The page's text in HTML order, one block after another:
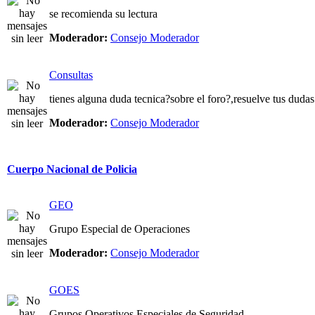
se recomienda su lectura
Moderador: Consejo Moderador
Consultas
tienes alguna duda tecnica?sobre el foro?,resuelve tus
Moderador: Consejo Moderador
Cuerpo Nacional de Policia
GEO
Grupo Especial de Operaciones
Moderador: Consejo Moderador
GOES